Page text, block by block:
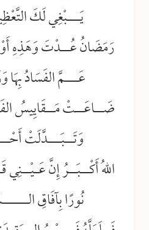
يَـــبْغِي لَكَ
رَمَضَانُ عُــدْتَ وَهَذِهِ
عَـــمَّ الفَسَادُ بِهَا
ضَــاعَــتْ مَــقَايِيسُ
وَتَــبَـــدَّلَتْ
اللهُ أَكْــبَــرُ إِنَّ
نُورًا بِآفَاقِ